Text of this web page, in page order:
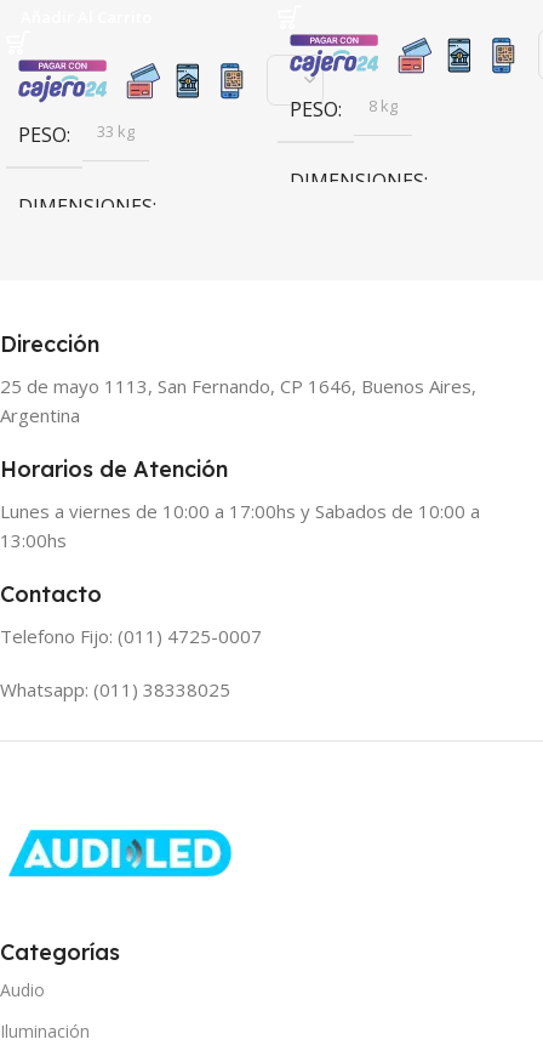
PESO 33 kg
DIMENSIONES
PESO 8 kg
DIMENSIONES
Dirección
25 de mayo 1113, San Fernando, CP 1646, Buenos Aires,
Argentina
Horarios de Atención
Lunes a viernes de 10:00 a 17:00hs y Sabados de 10:00 a
13:00hs
Contacto
Telefono Fijo: (011) 4725-0007
Whatsapp: (011) 38338025
Categorías
Audio
Iluminación